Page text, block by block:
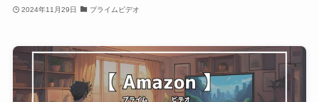
2024年11月29日 プライムビデオ